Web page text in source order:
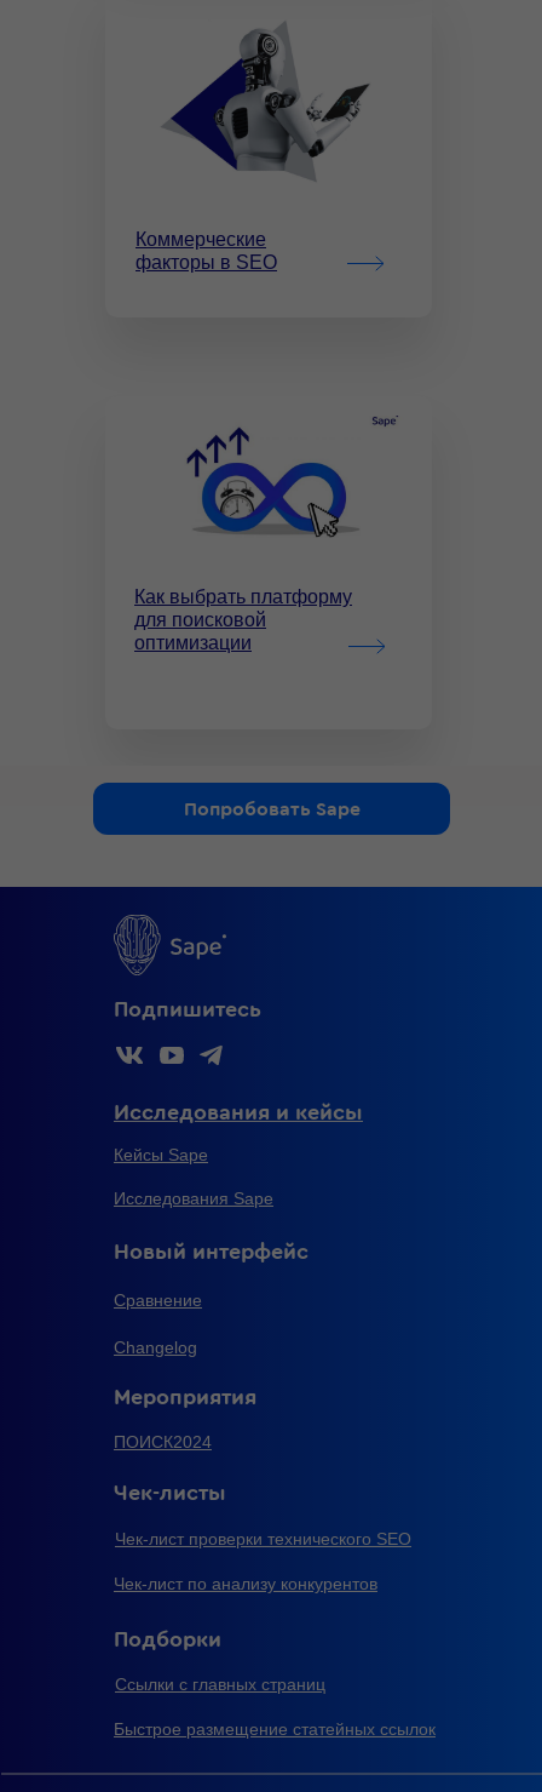
Коммерческие
факторы в SEO
Как выбрать платформу
для поисковой
оптимизации
Попробовать Sape
Исследования и кейсы
Кейсы Sape
Исследования Sape
Подпишитесь
Чек-листы
Чек-лист проверки технического SEO
Чек-лист по анализу конкурентов
Новый интерфейс
Сравнение
Changelog
ПОИСК2024
Мероприятия
Подборки
Ссылки с главных страниц
Быстрое размещение статейных ссылок